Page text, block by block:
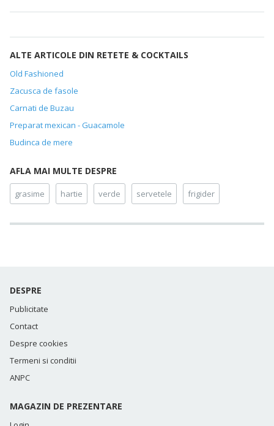
ALTE ARTICOLE DIN RETETE & COCKTAILS
Old Fashioned
Zacusca de fasole
Carnati de Buzau
Preparat mexican - Guacamole
Budinca de mere
AFLA MAI MULTE DESPRE
grasime hartie verde servetele frigider
DESPRE
Publicitate
Contact
Despre cookies
Termeni si conditii
ANPC
MAGAZIN DE PREZENTARE